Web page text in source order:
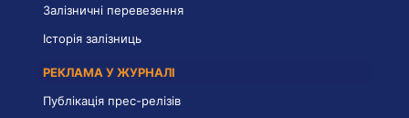
Залізничні перевезення
Історія залізниць
РЕКЛАМА У ЖУРНАЛІ
Публікація прес-релізів